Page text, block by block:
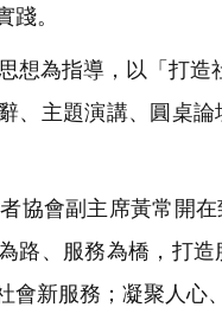
踐。
想為指導，以「打造
、主題演講、圓桌
協會副主席黃常開
路、服務為橋，打
會新服務；凝聚人心